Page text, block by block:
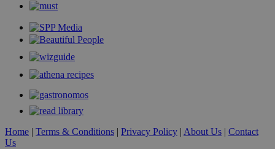
Home | Terms & Conditions | Privacy Policy | About Us | Contact
Us
takeOverCookie